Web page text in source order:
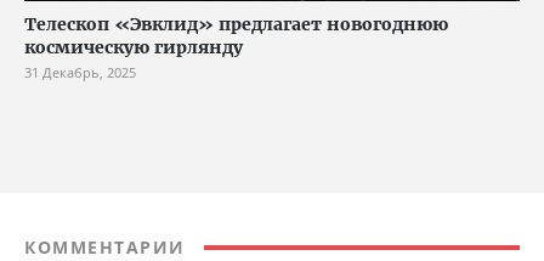
Телескоп «Эвклид» предлагает новогоднюю
космическую гирлянду
31 Декабрь, 2025
КОММЕНТАРИИ